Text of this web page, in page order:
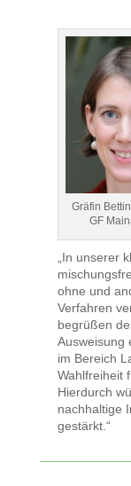
Gräfin
GF
„In unserer
ohne und
Verfahren
begrüßen
Ausweisung
im Bereich
Wahlfreiheit
Hierdurch
nachhaltige
gestärkt.“